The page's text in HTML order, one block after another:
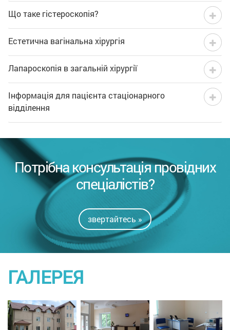
Що таке гістероскопія?
Естетична вагінальна хірургія
Лапароскопія в загальній хірургії
Інформація для пацієнта стаціонарного
відділення
Потрібна консультація провідних
спеціалістів?
звертайтесь »
ГАЛЕРЕЯ